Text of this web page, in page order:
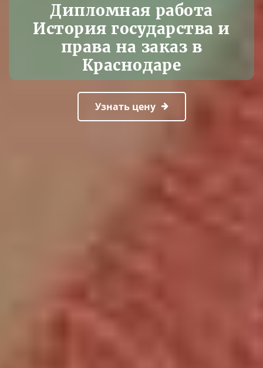
Дипломная работа
История государства и
права на заказ в
Краснодаре
Узнать цену